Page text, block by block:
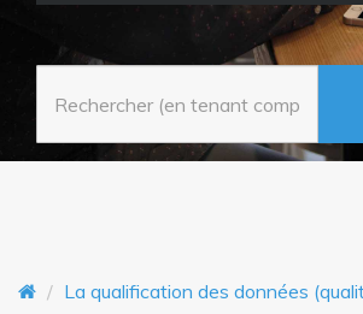
La qualification des données